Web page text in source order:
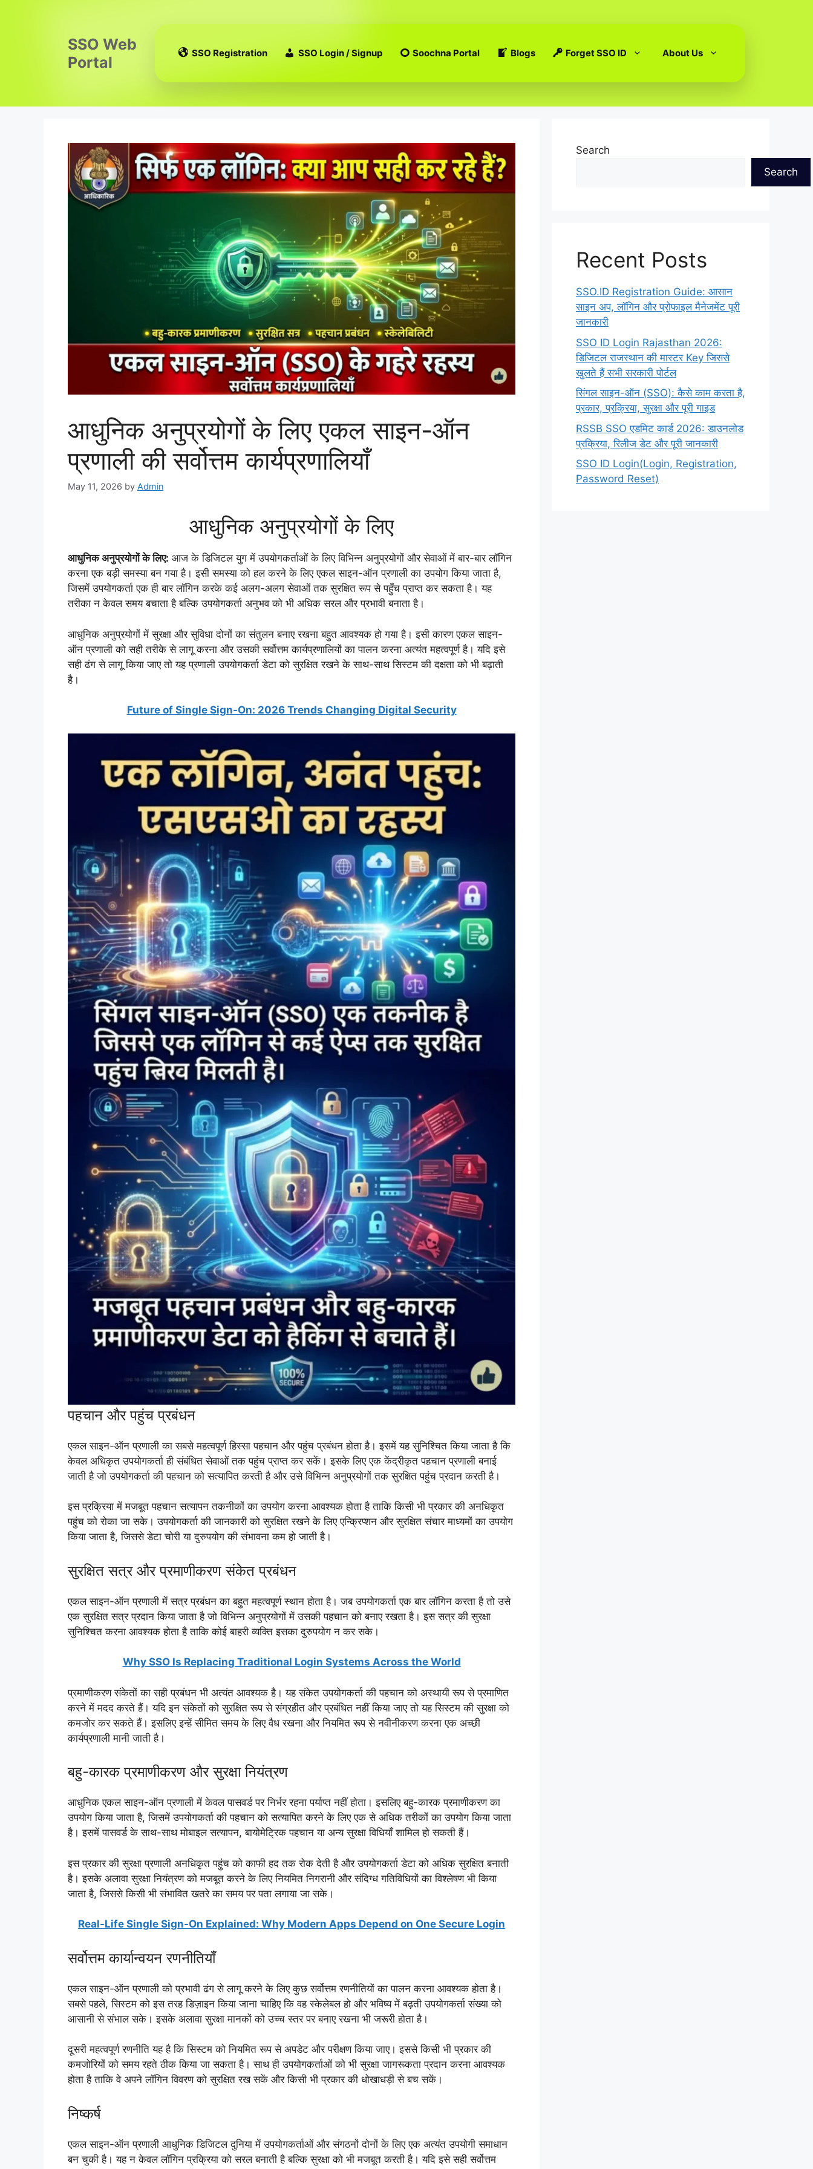
SSO Web
Portal
SSO Registration SSO Login / Signup Soochna Portal Blogs Forget SSO ID About Us
आधुनिक अनुप्रयोगों के लिए एकल साइन-ऑन
प्रणाली की सर्वोत्तम कार्यप्रणालियाँ
May 11, 2026 by Admin
आधुनिक अनुप्रयोगों के लिए
आधुनिक अनुप्रयोगों के लिए: आज के डिजिटल युग में उपयोगकर्ताओं के लिए विभिन्न अनुप्रयोगों और सेवाओं में बार-बार लॉगिन
करना एक बड़ी समस्या बन गया है। इसी समस्या को हल करने के लिए एकल साइन-ऑन प्रणाली का उपयोग किया जाता है,
जिसमें उपयोगकर्ता एक ही बार लॉगिन करके कई अलग-अलग सेवाओं तक सुरक्षित रूप से पहुँच प्राप्त कर सकता है। यह
तरीका न केवल समय बचाता है बल्कि उपयोगकर्ता अनुभव को भी अधिक सरल और प्रभावी बनाता है।
आधुनिक अनुप्रयोगों में सुरक्षा और सुविधा दोनों का संतुलन बनाए रखना बहुत आवश्यक हो गया है। इसी कारण एकल साइन-
ऑन प्रणाली को सही तरीके से लागू करना और उसकी सर्वोत्तम कार्यप्रणालियों का पालन करना अत्यंत महत्वपूर्ण है। यदि इसे
सही ढंग से लागू किया जाए तो यह प्रणाली उपयोगकर्ता डेटा को सुरक्षित रखने के साथ-साथ सिस्टम की दक्षता को भी बढ़ाती
है।
Future of Single Sign-On: 2026 Trends Changing Digital Security
पहचान और पहुंच प्रबंधन
एकल साइन-ऑन प्रणाली का सबसे महत्वपूर्ण हिस्सा पहचान और पहुंच प्रबंधन होता है। इसमें यह सुनिश्चित किया जाता है कि
केवल अधिकृत उपयोगकर्ता ही संबंधित सेवाओं तक पहुंच प्राप्त कर सकें। इसके लिए एक केंद्रीकृत पहचान प्रणाली बनाई
जाती है जो उपयोगकर्ता की पहचान को सत्यापित करती है और उसे विभिन्न अनुप्रयोगों तक सुरक्षित पहुंच प्रदान करती है।
इस प्रक्रिया में मजबूत पहचान सत्यापन तकनीकों का उपयोग करना आवश्यक होता है ताकि किसी भी प्रकार की अनधिकृत
पहुंच को रोका जा सके। उपयोगकर्ता की जानकारी को सुरक्षित रखने के लिए एन्क्रिप्शन और सुरक्षित संचार माध्यमों का उपयोग
किया जाता है, जिससे डेटा चोरी या दुरुपयोग की संभावना कम हो जाती है।
सुरक्षित सत्र और प्रमाणीकरण संकेत प्रबंधन
एकल साइन-ऑन प्रणाली में सत्र प्रबंधन का बहुत महत्वपूर्ण स्थान होता है। जब उपयोगकर्ता एक बार लॉगिन करता है तो उसे
एक सुरक्षित सत्र प्रदान किया जाता है जो विभिन्न अनुप्रयोगों में उसकी पहचान को बनाए रखता है। इस सत्र की सुरक्षा
सुनिश्चित करना आवश्यक होता है ताकि कोई बाहरी व्यक्ति इसका दुरुपयोग न कर सके।
Why SSO Is Replacing Traditional Login Systems Across the World
प्रमाणीकरण संकेतों का सही प्रबंधन भी अत्यंत आवश्यक है। यह संकेत उपयोगकर्ता की पहचान को अस्थायी रूप से प्रमाणित
करने में मदद करते हैं। यदि इन संकेतों को सुरक्षित रूप से संग्रहीत और प्रबंधित नहीं किया जाए तो यह सिस्टम की सुरक्षा को
कमजोर कर सकते हैं। इसलिए इन्हें सीमित समय के लिए वैध रखना और नियमित रूप से नवीनीकरण करना एक अच्छी
कार्यप्रणाली मानी जाती है।
बहु-कारक प्रमाणीकरण और सुरक्षा नियंत्रण
आधुनिक एकल साइन-ऑन प्रणाली में केवल पासवर्ड पर निर्भर रहना पर्याप्त नहीं होता। इसलिए बहु-कारक प्रमाणीकरण का
उपयोग किया जाता है, जिसमें उपयोगकर्ता की पहचान को सत्यापित करने के लिए एक से अधिक तरीकों का उपयोग किया जाता
है। इसमें पासवर्ड के साथ-साथ मोबाइल सत्यापन, बायोमेट्रिक पहचान या अन्य सुरक्षा विधियाँ शामिल हो सकती हैं।
इस प्रकार की सुरक्षा प्रणाली अनधिकृत पहुंच को काफी हद तक रोक देती है और उपयोगकर्ता डेटा को अधिक सुरक्षित बनाती
है। इसके अलावा सुरक्षा नियंत्रण को मजबूत करने के लिए नियमित निगरानी और संदिग्ध गतिविधियों का विश्लेषण भी किया
जाता है, जिससे किसी भी संभावित खतरे का समय पर पता लगाया जा सके।
Real-Life Single Sign-On Explained: Why Modern Apps Depend on One Secure Login
सर्वोत्तम कार्यान्वयन रणनीतियाँ
एकल साइन-ऑन प्रणाली को प्रभावी ढंग से लागू करने के लिए कुछ सर्वोत्तम रणनीतियों का पालन करना आवश्यक होता है।
सबसे पहले, सिस्टम को इस तरह डिज़ाइन किया जाना चाहिए कि वह स्केलेबल हो और भविष्य में बढ़ती उपयोगकर्ता संख्या को
आसानी से संभाल सके। इसके अलावा सुरक्षा मानकों को उच्च स्तर पर बनाए रखना भी जरूरी होता है।
दूसरी महत्वपूर्ण रणनीति यह है कि सिस्टम को नियमित रूप से अपडेट और परीक्षण किया जाए। इससे किसी भी प्रकार की
कमजोरियों को समय रहते ठीक किया जा सकता है। साथ ही उपयोगकर्ताओं को भी सुरक्षा जागरूकता प्रदान करना आवश्यक
होता है ताकि वे अपने लॉगिन विवरण को सुरक्षित रख सकें और किसी भी प्रकार की धोखाधड़ी से बच सकें।
निष्कर्ष
एकल साइन-ऑन प्रणाली आधुनिक डिजिटल दुनिया में उपयोगकर्ताओं और संगठनों दोनों के लिए एक अत्यंत उपयोगी समाधान
बन चुकी है। यह न केवल लॉगिन प्रक्रिया को सरल बनाती है बल्कि सुरक्षा को भी मजबूत करती है। यदि इसे सही सर्वोत्तम
Search
Search
Recent Posts
SSO.ID Registration Guide: आसान
साइन अप, लॉगिन और प्रोफाइल मैनेजमेंट पूरी
जानकारी
SSO ID Login Rajasthan 2026:
डिजिटल राजस्थान की मास्टर Key जिससे
खुलते हैं सभी सरकारी पोर्टल
सिंगल साइन-ऑन (SSO): कैसे काम करता है,
प्रकार, प्रक्रिया, सुरक्षा और पूरी गाइड
RSSB SSO एडमिट कार्ड 2026: डाउनलोड
प्रक्रिया, रिलीज डेट और पूरी जानकारी
SSO ID Login(Login, Registration,
Password Reset)